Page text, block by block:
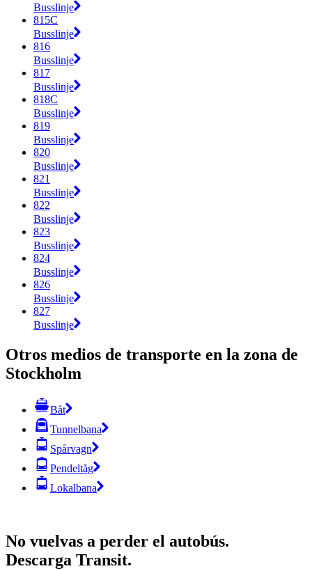
Busslinje
815C
Busslinje
816
Busslinje
817
Busslinje
818C
Busslinje
819
Busslinje
820
Busslinje
821
Busslinje
822
Busslinje
823
Busslinje
824
Busslinje
826
Busslinje
827
Busslinje
Otros medios de transporte en la zona de
Stockholm
Båt
Tunnelbana
Spårvagn
Pendeltåg
Lokalbana
No vuelvas a perder el autobús.
Descarga Transit.